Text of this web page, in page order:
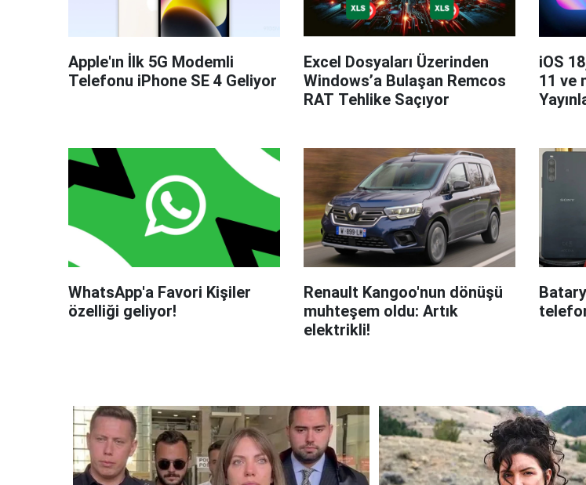
Apple'ın İlk 5G Modemli
Telefonu iPhone SE 4 Geliyor
Excel Dosyaları Üzerinden
Windows’a Bulaşan Remcos
RAT Tehlike Saçıyor
iOS
11 ve
WhatsApp'a Favori Kişiler
özelliği geliyor!
Renault Kangoo'nun dönüşü
muhteşem oldu: Artık
elektrikli!